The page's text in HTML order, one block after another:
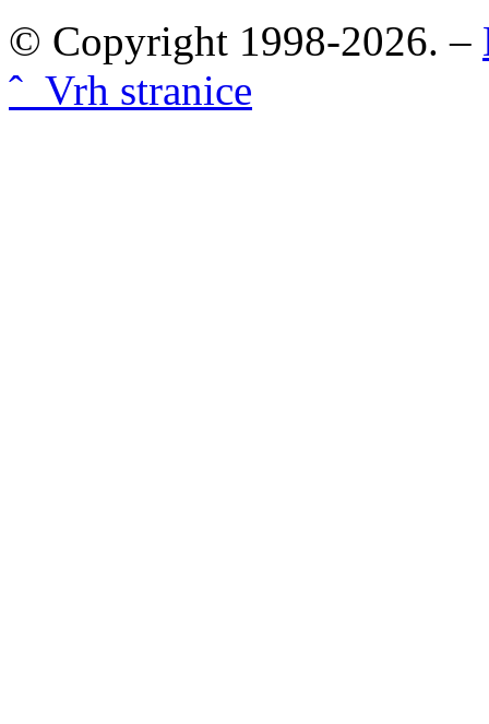
© Copyright 1998-2026. –
ˆ Vrh stranice